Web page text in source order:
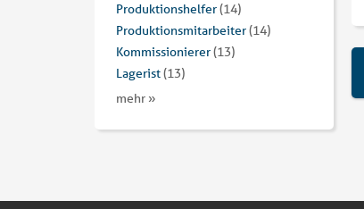
Produktionshelfer(14)
Produktionsmitarbeiter(14)
Kommissionierer(13)
Lagerist(13)
mehr »